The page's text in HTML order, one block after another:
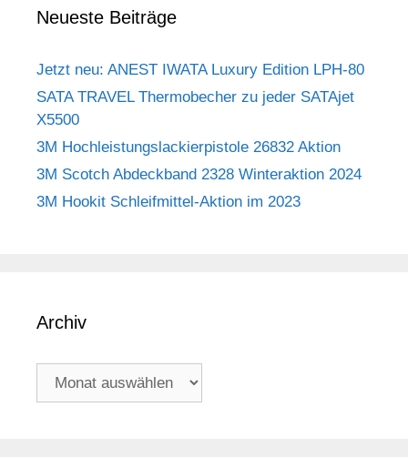
Neueste Beiträge
Jetzt neu: ANEST IWATA Luxury Edition LPH-80
SATA TRAVEL Thermobecher zu jeder SATAjet
X5500
3M Hochleistungslackierpistole 26832 Aktion
3M Scotch Abdeckband 2328 Winteraktion 2024
3M Hookit Schleifmittel-Aktion im 2023
Archiv
Archiv